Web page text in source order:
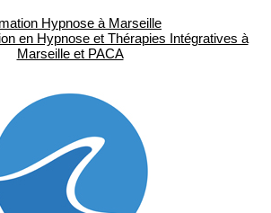
Hypnose à Marseille
en Hypnose et Thérapies Intégratives à
Marseille et PACA